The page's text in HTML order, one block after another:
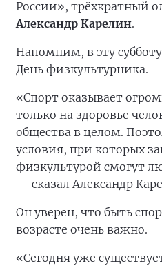
России», трёхкратный
Александр Карелин.
Напомним, в эту
День физкультурника.
«Спорт оказывает
только на здоровье
общества в целом.
условия, при которых
физкультурой смогут
— сказал Александр
Он уверен, что быть
возрасте очень важно.
«Сегодня уже